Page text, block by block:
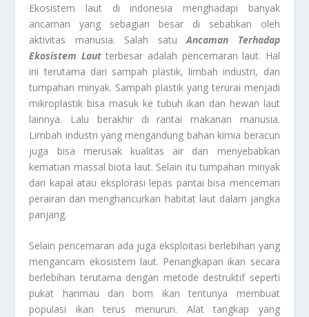
Ekosistem laut di indonesia menghadapi banyak
ancaman yang sebagian besar di sebabkan oleh
aktivitas manusia. Salah satuAncaman Terhadap
Ekosistem Lautterbesar adalah pencemaran laut. Hal
ini terutama dari sampah plastik, limbah industri, dan
tumpahan minyak. Sampah plastik yang terurai menjadi
mikroplastik bisa masuk ke tubuh ikan dan hewan laut
lainnya. Lalu berakhir di rantai makanan manusia.
Limbah industri yang mengandung bahan kimia beracun
juga bisa merusak kualitas air dan menyebabkan
kematian massal biota laut. Selain itu tumpahan minyak
dari kapal atau eksplorasi lepas pantai bisa mencemari
perairan dan menghancurkan habitat laut dalam jangka
panjang.
Selain pencemaran ada juga eksploitasi berlebihan yang
mengancam ekosistem laut. Penangkapan ikan secara
berlebihan terutama dengan metode destruktif seperti
pukat harimau dan bom ikan tentunya membuat
populasi ikan terus menurun. Alat tangkap yang